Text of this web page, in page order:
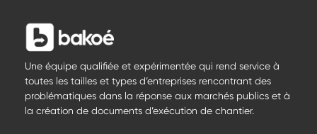
Une équipe qualifiée et expérimentée qui rend service à
toutes les tailles et types d’entreprises rencontrant des
problématiques dans la réponse aux marchés publics et à
la création de documents d’exécution de chantier.